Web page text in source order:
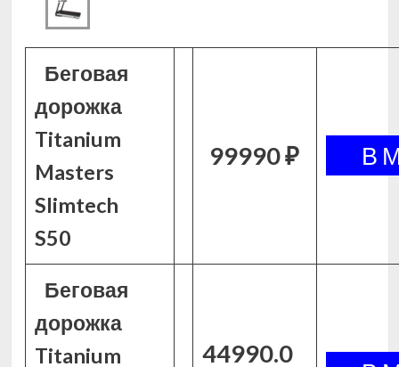
Беговая
дорожка
Titanium
Masters
Slimtech
S50
99990 ₽
Беговая
дорожка
Titanium
44990.0